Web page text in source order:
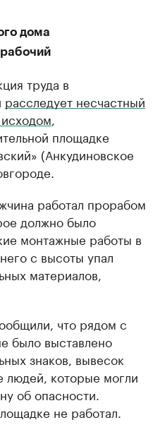
дома
труда в
расследует несчастный
,
площадке
(Анкудиновское
работал прорабом
должно было
монтажные работы в
с высоты упал
материалов,
что рядом с
было выставлено
знаков, вывесок
людей, которые могли
об опасности.
не работал.